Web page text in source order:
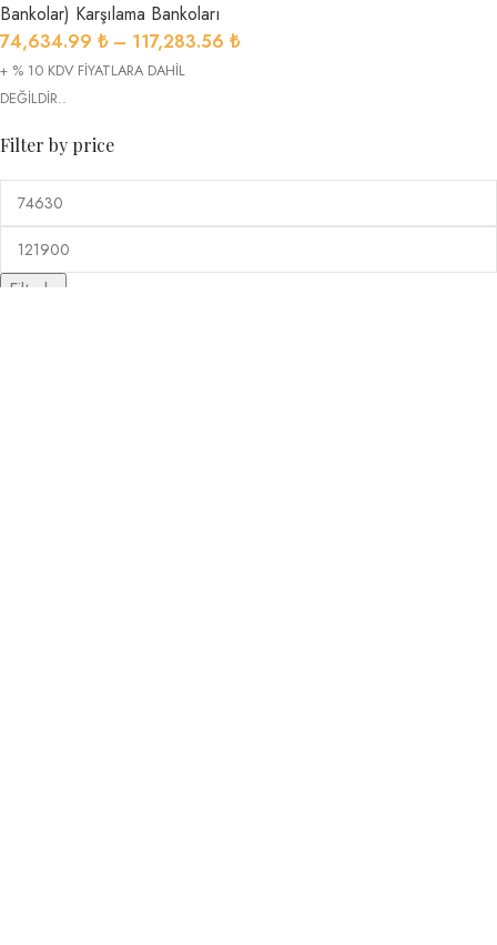
Filter by price
Filtrele
Bankolar) Karşılama Bankoları
74,634.99 ₺ – 117,283.56 ₺
+ % 10 KDV FİYATLARA DAHİL
DEĞİLDİR..